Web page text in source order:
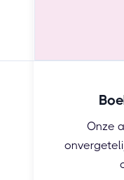
Onze